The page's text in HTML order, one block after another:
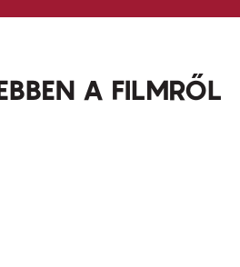
A FILMRŐL